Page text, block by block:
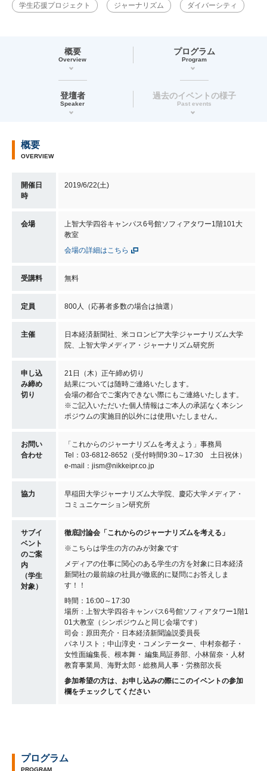
学生応援プロジェクト ジャーナリズム ダイバーシティ
概要
Overview
プログラム
Program
登壇者
Speaker
過去のイベントの様子
Past events
概要
OVERVIEW
開催日
時
2019/6/22(土)
会場
上智大学四谷キャンパス6号館ソフィアタワー1階101大
教室
会場の詳細はこちら
受講料 無料
定員 800人（応募者多数の場合は抽選）
主催
日本経済新聞社、米コロンビア大学ジャーナリズム大学
院、上智大学メディア・ジャーナリズム研究所
申し込
み締め
切り
21日（木）正午締め切り
結果については随時ご連絡いたします。
会場の都合でご案内できない際にもご連絡いたします。
※ご記入いただいた個人情報はご本人の承諾なく本シン
ポジウムの実施目的以外には使用いたしません。
お問い
合わせ
「これからのジャーナリズムを考えよう」事務局
Tel：03-6812-8652（受付時間9:30～17:30 土日祝休）
e-mail：jism@nikkeipr.co.jp
協力
早稲田大学ジャーナリズム大学院、慶応大学メディア・
コミュニケーション研究所
サブイ
ベント
のご案
内
（学生
対象）
徹底討論会「これからのジャーナリズムを考える」
※こちらは学生の方のみが対象です
メディアの仕事に関心のある学生の方を対象に日本経済
新聞社の最前線の社員が徹底的に疑問にお答えしま
す！！
時間：16:00～17:30
場所：上智大学四谷キャンパス6号館ソフィアタワー1階1
01大教室（シンポジウムと同じ会場です）
司会：原田亮介・日本経済新聞論説委員長
パネリスト；中山淳史・コメンテーター、中村奈都子・
女性面編集長、根本舞・ 編集局証券部、小林留奈・人材
教育事業局、海野太郎・総務局人事・労務部次長
参加希望の方は、お申し込みの際にこのイベントの参加
欄をチェックしてください
プログラム
PROGRAM